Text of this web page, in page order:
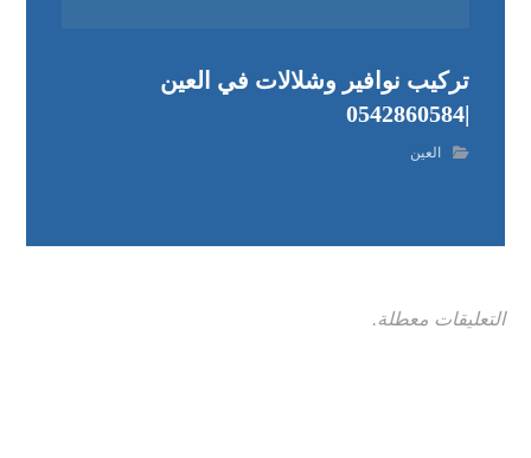
تركيب نوافير وشلالات في العين
|0542860584
العين
التعليقات معطلة.